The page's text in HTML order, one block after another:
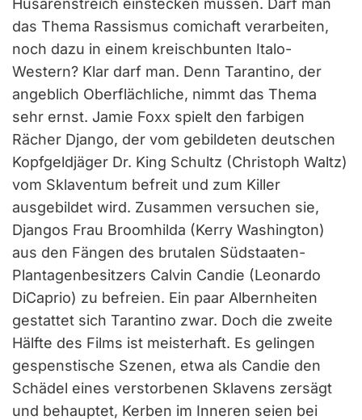
das Thema Rassismus comichaft verarbeiten,
noch dazu in einem kreischbunten Italo-
Western? Klar darf man. Denn Tarantino, der
angeblich Oberflächliche, nimmt das Thema
sehr ernst. Jamie Foxx spielt den farbigen
Rächer Django, der vom gebildeten deutschen
Kopfgeldjäger Dr. King Schultz (Christoph Waltz)
vom Sklaventum befreit und zum Killer
ausgebildet wird. Zusammen versuchen sie,
Djangos Frau Broomhilda (Kerry Washington)
aus den Fängen des brutalen Südstaaten-
Plantagenbesitzers Calvin Candie (Leonardo
DiCaprio) zu befreien. Ein paar Albernheiten
gestattet sich Tarantino zwar. Doch die zweite
Hälfte des Films ist meisterhaft. Es gelingen
gespenstische Szenen, etwa als Candie den
Schädel eines verstorbenen Sklavens zersägt
und behauptet, Kerben im Inneren seien bei